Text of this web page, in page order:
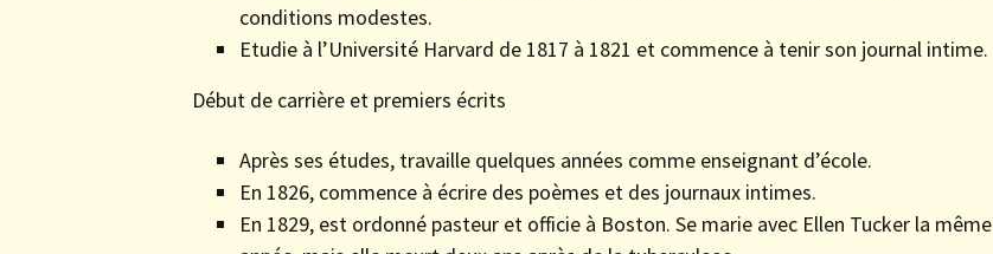
conditions modestes.
Etudie à l’Université Harvard de 1817 à 1821 et commence à tenir son journal intime.
Début de carrière et premiers écrits
Après ses études, travaille quelques années comme enseignant d’école.
En 1826, commence à écrire des poèmes et des journaux intimes.
En 1829, est ordonné pasteur et officie à Boston. Se marie avec Ellen Tucker la même